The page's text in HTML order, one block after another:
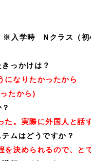
学時 Nクラス（初
っかけは？
になりたかったから
たから)
た。実際に外国人と話
ムはどうですか？
を決められるので、と